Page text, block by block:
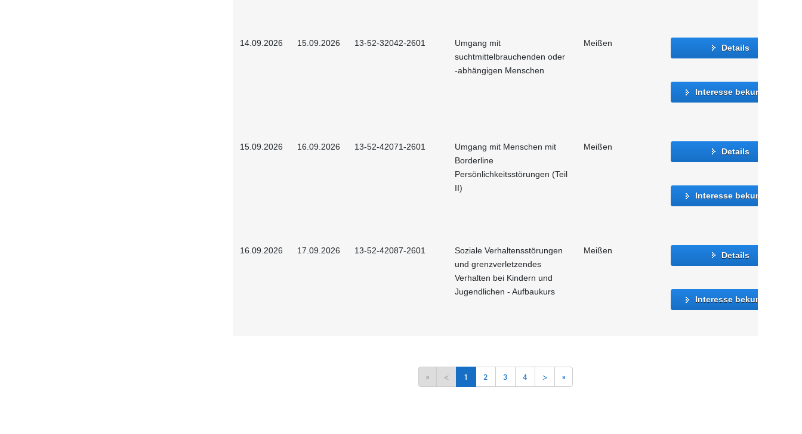
14.09.2026 15.09.2026 13-52-32042-2601
Umgang mit
suchtmittelbrauchenden oder
-abhängigen Menschen
Meißen Details
Interesse bekunden
15.09.2026 16.09.2026 13-52-42071-2601
Umgang mit Menschen mit
Borderline
Persönlichkeitsstörungen (Teil
II)
Meißen Details
Interesse bekunden
16.09.2026 17.09.2026 13-52-42087-2601
Soziale Verhaltensstörungen
und grenzverletzendes
Verhalten bei Kindern und
Jugendlichen - Aufbaukurs
Meißen Details
Interesse bekunden
« < 1 2 3 4 > »